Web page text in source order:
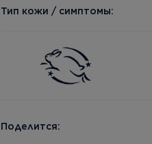
Тип кожи / симптомы:
Поделится: